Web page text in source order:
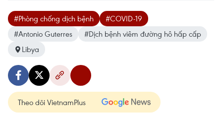
#Phòng chống dịch bệnh
#COVID-19
#Antonio Guterres
#Dịch bệnh viêm đường hô hấp cấp
Libya
Theo dõi VietnamPlus